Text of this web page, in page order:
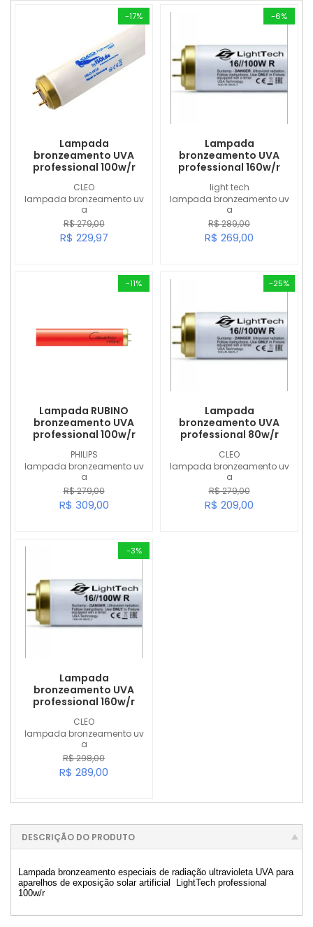
-17%
CLEO
lampada bronzeamento uv
a
Lampada
bronzeamento UVA
professional 100w/r
R$ 279,00
R$ 229,97
-6%
light tech
lampada bronzeamento uv
a
Lampada
bronzeamento UVA
professional 160w/r
R$ 289,00
R$ 269,00
-11%
PHILIPS
lampada bronzeamento uv
a
Lampada RUBINO
bronzeamento UVA
professional 100w/r
R$ 279,00
R$ 309,00
-25%
CLEO
lampada bronzeamento uv
a
Lampada
bronzeamento UVA
professional 80w/r
R$ 279,00
R$ 209,00
-3%
CLEO
lampada bronzeamento uv
a
Lampada
bronzeamento UVA
professional 160w/r
R$ 298,00
R$ 289,00
DESCRIÇÃO DO PRODUTO
Lampada bronzeamento especiais de radiação ultravioleta UVA para
aparelhos de exposição solar artificial LightTech professional
100w/r